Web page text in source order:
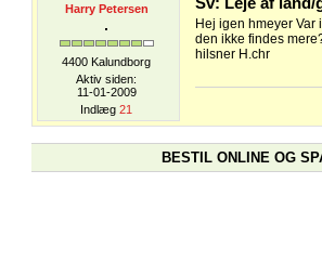
Harry Petersen
4400 Kalundborg
Aktiv siden:
11-01-2009
Indlæg 21
Hej igen hmeyer
den ikke findes
hilsner H.chr
BESTIL ONLINE OG